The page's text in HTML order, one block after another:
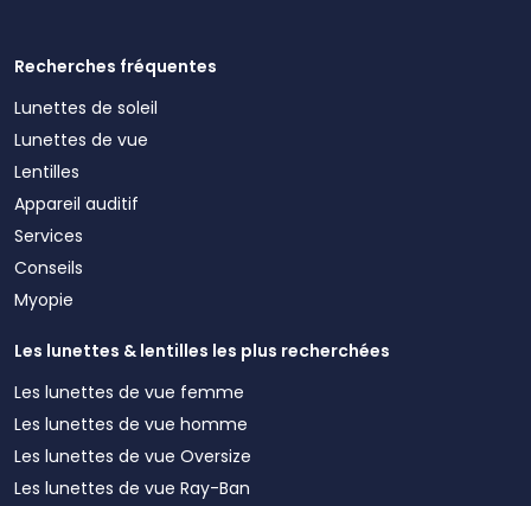
Recherches fréquentes
Lunettes de soleil
Lunettes de vue
Lentilles
Appareil auditif
Services
Conseils
Myopie
Les lunettes & lentilles les plus recherchées
Les lunettes de vue femme
Les lunettes de vue homme
Les lunettes de vue Oversize
Les lunettes de vue Ray-Ban